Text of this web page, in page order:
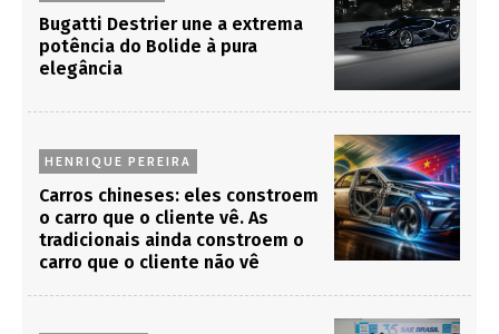
Bugatti Destrier une a extrema
potência do Bolide à pura
elegância
HENRIQUE PEREIRA
Carros chineses: eles constroem
o carro que o cliente vê. As
tradicionais ainda constroem o
carro que o cliente não vê